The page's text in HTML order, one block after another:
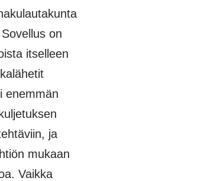
on
itselleen
enemmän
ja
mukaan
Vaikka